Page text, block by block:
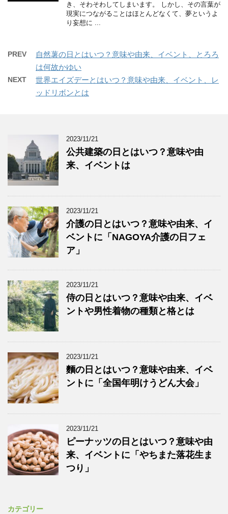
き、そわそわしてしまいます。 しかし、その言葉が
現実につながることはほとんどなくて、夢というよ
り妄想に ...
PREV
自然薯の日とはいつ？意味や由来、イベント、とろろ
は何故かゆい
NEXT
世界エイズデーとはいつ？意味や由来、イベント、レ
ッドリボンとは
2023/11/21
公共建築の日とはいつ？意味や由
来、イベントは
2023/11/21
介護の日とはいつ？意味や由来、イ
ベントに「NAGOYA介護の日フェ
ア」
2023/11/21
侍の日とはいつ？意味や由来、イベ
ントや男性着物の種類と格とは
2023/11/21
麵の日とはいつ？意味や由来、イベ
ントに「全国年明けうどん大会」
2023/11/21
ピーナッツの日とはいつ？意味や由
来、イベントに「やちまた落花生ま
つり」
カテゴリー